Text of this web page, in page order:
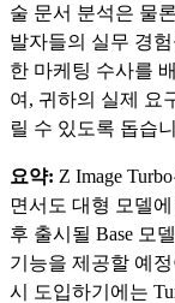
술 문서 분석은 물
발자들의 실무 경
한 마케팅 수사를
여, 귀하의 실제 요
릴 수 있도록 돕습
요약: Z Image
면서도 대형 모델
후 출시될 Base 모
기능을 제공할 예
시 도입하기에는